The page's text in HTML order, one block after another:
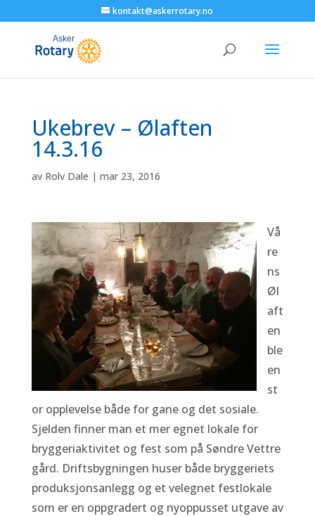
kontakt@askerrotary.no
Ukebrev – Ølaften
14.3.16
av Rolv Dale | mar 23, 2016
Vå
re
ns
Øl
aft
en
ble
en
st
or opplevelse både for gane og det sosiale.
Sjelden finner man et mer egnet lokale for
bryggeriaktivitet og fest som på Søndre Vettre
gård. Driftsbygningen huser både bryggeriets
produksjonsanlegg og et velegnet festlokale
som er en oppgradert og nyoppusset utgave av